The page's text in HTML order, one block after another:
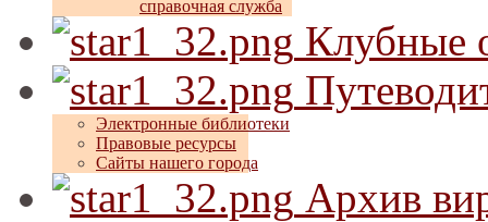
справочная служба
Клубные
Электронные библиотеки
Правовые ресурсы
Сайты нашего города
Архив